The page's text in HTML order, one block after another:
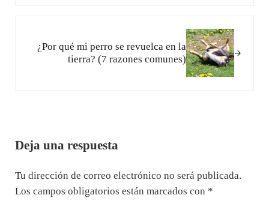
¿Por qué mi perro se revuelca en la
tierra? (7 razones comunes)
Deja una respuesta
Tu dirección de correo electrónico no será publicada.
Los campos obligatorios están marcados con *